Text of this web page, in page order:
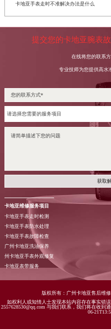
卡地亚手表走时不准解决办法是什么
提交您的卡地亚腕表
在线将您的联系
专业技师为您提供高水
获取
卡地亚维修服务项目
卡地亚手表走时检测
卡地亚手表防水处理
卡地亚手表故障检查
广州卡地亚洗油保养
州卡地亚手表外观修复
卡地亚表带服务
版权所有：广州卡地亚售后维
如权利人或知情人士发现本站内容存在事实错
2557628530@qq.com 与我们联系，我们将在收到
06-